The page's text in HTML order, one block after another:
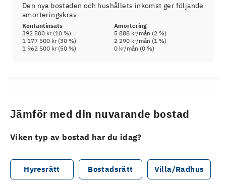
Den nya bostaden och hushållets inkomst ger följande
amorteringskrav
Kontantinsats
Amortering
392 500 kr(10 %) 5 888 kr/mån (2 %)
1 177 500 kr(30 %) 2 290 kr/mån (1 %)
1 962 500 kr(50 %) 0 kr/mån (0 %)
Jämför med din nuvarande bostad
Viken typ av bostad har du idag?
Hyresrätt Bostadsrätt Villa/Radhus